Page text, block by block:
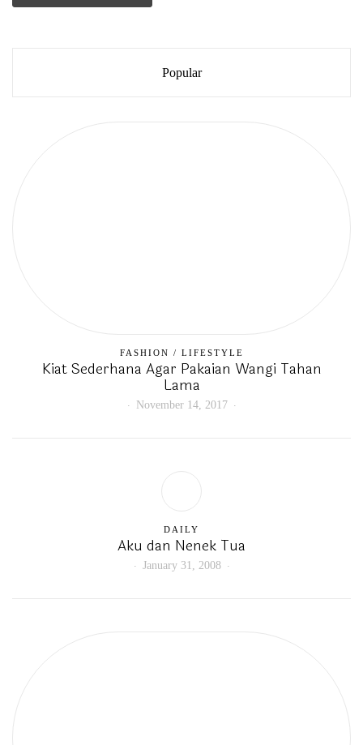
Popular
FASHION / LIFESTYLE
Kiat Sederhana Agar Pakaian Wangi Tahan
Lama
November 14, 2017
DAILY
Aku dan Nenek Tua
January 31, 2008